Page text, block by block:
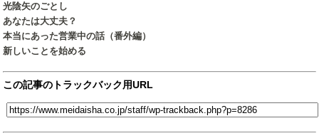
光陰矢のごとし
あなたは大丈夫？
本当にあった営業中の話（番外編）
新しいことを始める
この記事のトラックバック用URL